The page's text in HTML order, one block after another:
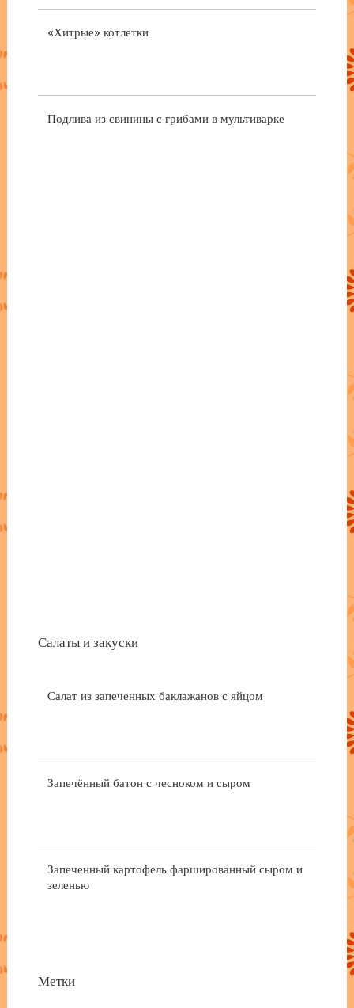
«Хитрые» котлетки
Подлива из свинины с грибами в мультиварке
Салаты и закуски
Салат из запеченных баклажанов с яйцом
Запечённый батон с чесноком и сыром
Запеченный картофель фаршированный сыром и
зеленью
Метки